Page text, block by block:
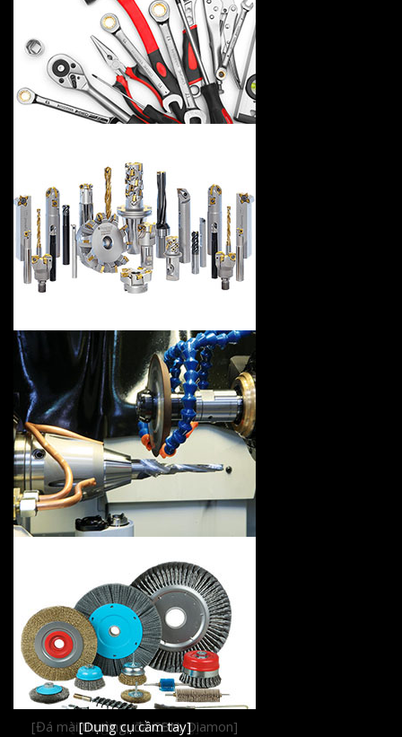
www.nhatphattools.com
[Chổi bàn chải công nghiệp]
[Dao cho máy tiện Swiss]
[Phụ tùng máy]
[Mài phủ lại dụng cụ cắt]
[Dụng cụ đánh bóng]
[Đá mài thường, đá CBN, Diamon]
[Dụng cụ cầm tay]